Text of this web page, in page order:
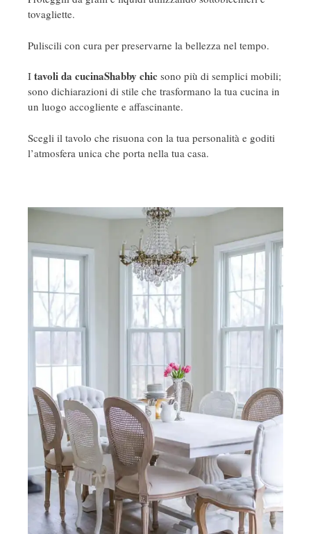
tovagliette.
Puliscili con cura per preservarne la bellezza nel tempo.
I tavoli da cucinaShabby chic sono più di semplici mobili;
sono dichiarazioni di stile che trasformano la tua cucina in
un luogo accogliente e affascinante.
Scegli il tavolo che risuona con la tua personalità e goditi
l’atmosfera unica che porta nella tua casa.